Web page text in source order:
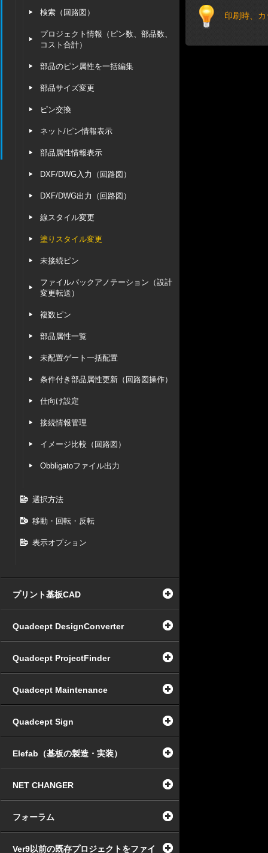
検索（回路図）
プロジェクト情報（ピン数、部品数、
コスト合計）
部品のピン属性を一括編集
部品サイズ変更
ピン交換
ネット/ピン情報表示
部品属性情報表示
DXF/DWG入力（回路図）
DXF/DWG出力（回路図）
線スタイル変更
塗りスタイル変更
未接続ピン
ファイルバックアノテーション（設計
変更転送）
複数ピン
部品属性一覧
未配置ゲート一括配置
条件付き部品属性更新（回路図操作）
仕向け設定
接続情報管理
イメージ比較（回路図）
Obbligatoファイル出力
選択方法
移動・回転・反転
表示オプション
プリント基板CAD
Quadcept DesignConverter
Quadcept ProjectFinder
Quadcept Maintenance
Quadcept Sign
Elefab（基板の製造・実装）
NET CHANGER
フォーラム
Ver9以前の既存プロジェクトをファイ
印刷時、